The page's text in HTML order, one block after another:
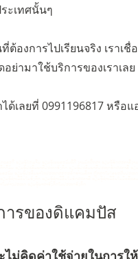
ะเทศนั้นๆ
ต้องการไปเรียนจริง เราเ
ย่ามาใช้บริการของเราเลย
ได้เลยที่ 0991196817 หรื
ารของดิแคมปัส
ไม่คิดค่าใช้จ่ายในการใ